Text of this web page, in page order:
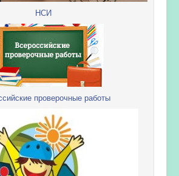
НСИ
проверочные работы